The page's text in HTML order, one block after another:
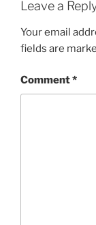
Leave a
Your email
fields are
Comment*